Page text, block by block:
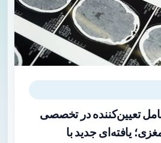
تعیین‌کننده در تخصصی
یافته‌ای جدید با